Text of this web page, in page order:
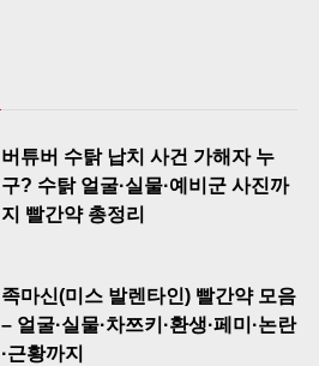
버튜버 수탉 납치 사건 가해자 누
구? 수탉 얼굴·실물·예비군 사진까
지 빨간약 총정리
족마신(미스 발렌타인) 빨간약 모음
– 얼굴·실물·차쯔키·환생·페미·논란
·근황까지